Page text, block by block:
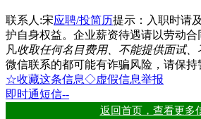
联系人:宋应聘/投简历提示：入职时请
护自身权益。企业薪资待遇请以劳动合
凡收取任何名目费用、不能提供面试
微信联系的都可能有诈骗风险，请保持
☆收藏这条信息◇虚假信息举报
即时通短信--
返回首页，查看更多